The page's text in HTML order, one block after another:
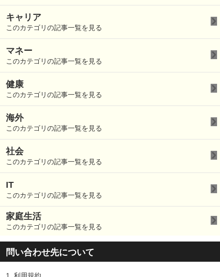
キャリア
このカテゴリの記事一覧を見る
マネー
このカテゴリの記事一覧を見る
健康
このカテゴリの記事一覧を見る
海外
このカテゴリの記事一覧を見る
社会
このカテゴリの記事一覧を見る
IT
このカテゴリの記事一覧を見る
家庭生活
このカテゴリの記事一覧を見る
問い合わせ先について